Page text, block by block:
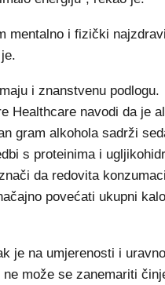
mentalno i fizički
i znanstvenu podlogu.
Healthcare navodi da je
gram alkohola sadrži
s proteinima i
da redovita
povećati ukupni
je na umjerenosti i
može se zanemariti